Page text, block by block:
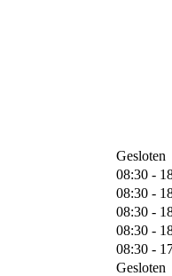
Gesloten
08:30 -
08:30 -
08:30 -
08:30 -
08:30 -
Gesloten